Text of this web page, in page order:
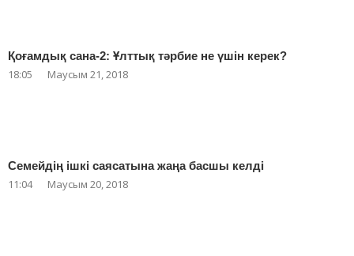
Қоғамдық сана-2: Ұлттық тәрбие не үшін керек?
18:05 Маусым 21, 2018
Семейдің ішкі саясатына жаңа басшы келді
11:04 Маусым 20, 2018